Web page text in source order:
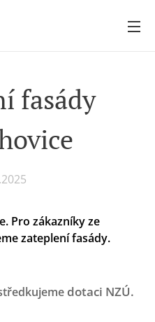
fasády
Pro zákazníky ze
zateplení fasády.
dotaci NZÚ.